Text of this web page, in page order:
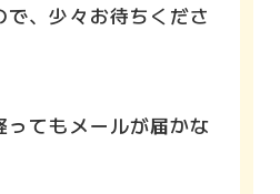
で、少々お待ちくださ
ってもメールが届かな